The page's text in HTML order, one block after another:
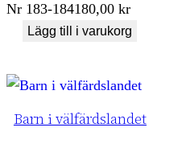
Nr 183-184180,00kr
Lägg till i varukorg
Barn i välfärdslandet